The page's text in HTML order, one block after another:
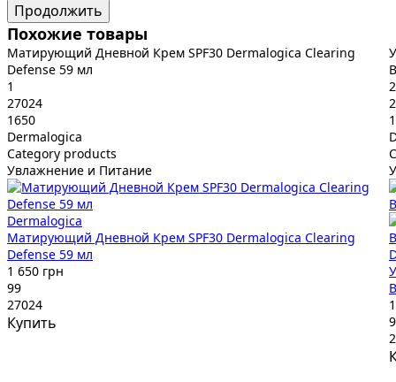
Продолжить
Похожие товары
Матирующий Дневной Крем SPF30 Dermalogica Clearing
Defense 59 мл
1
27024
1650
Dermalogica
Category products
Увлажнение и Питание
Dermalogica
Матирующий Дневной Крем SPF30 Dermalogica Clearing
Defense 59 мл
1 650 грн
99
27024
Купить
2